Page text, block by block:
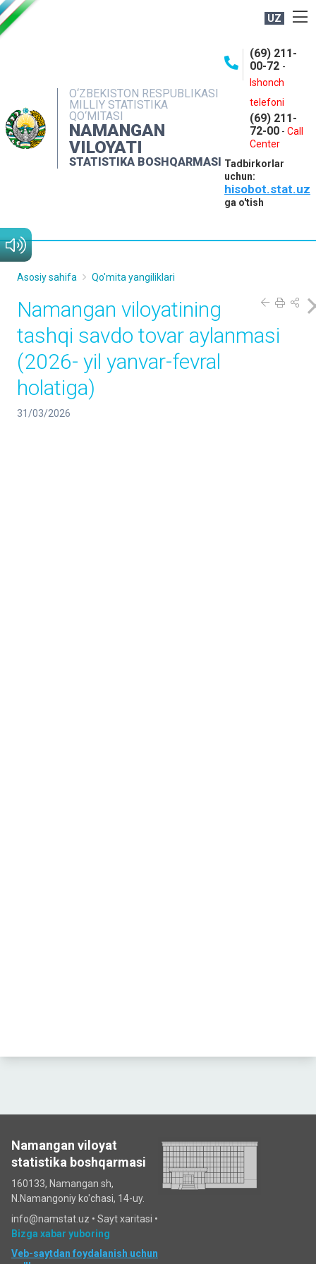
UZ
O‘ZBEKISTON RESPUBLIKASI
MILLIY STATISTIKA
QO‘MITASI
NAMANGAN
VILOYATI
STATISTIKA BOSHQARMASI
(69) 211-
00-72 -
Ishonch
telefoni
(69) 211-
72-00 - Call
Center
Tadbirkorlar
uchun:
hisobot.stat.uz
ga o'tish
NASHRLAR
INTERAKTIV XIZMATLAR
MATBUOT XIZMATI
MUROJAATLAR
Asosiy sahifa Qo'mita yangiliklari
Namangan viloyatining
tashqi savdo tovar aylanmasi
(2026- yil yanvar-fevral
holatiga)
31/03/2026
Namangan viloyat
statistika boshqarmasi
160133, Namangan sh,
N.Namangoniy ko'chasi, 14-uy.
info@namstat.uz • Sayt xaritasi •
Bizga xabar yuboring
Veb-saytdan foydalanish uchun